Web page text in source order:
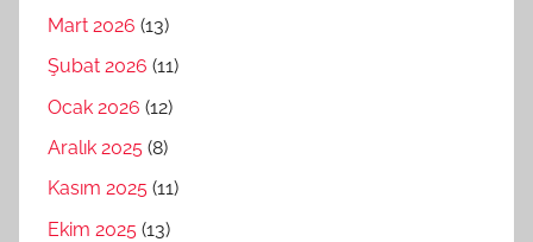
Mart 2026 (13)
Şubat 2026 (11)
Ocak 2026 (12)
Aralık 2025 (8)
Kasım 2025 (11)
Ekim 2025 (13)